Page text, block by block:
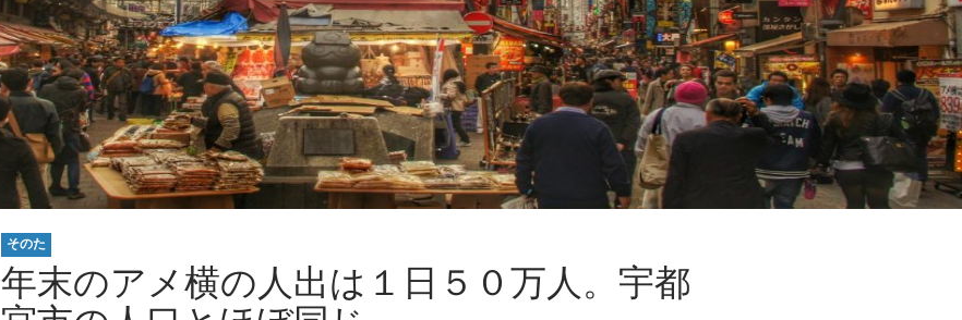
そのた
年末のアメ横の人出は１日５０万人。宇都